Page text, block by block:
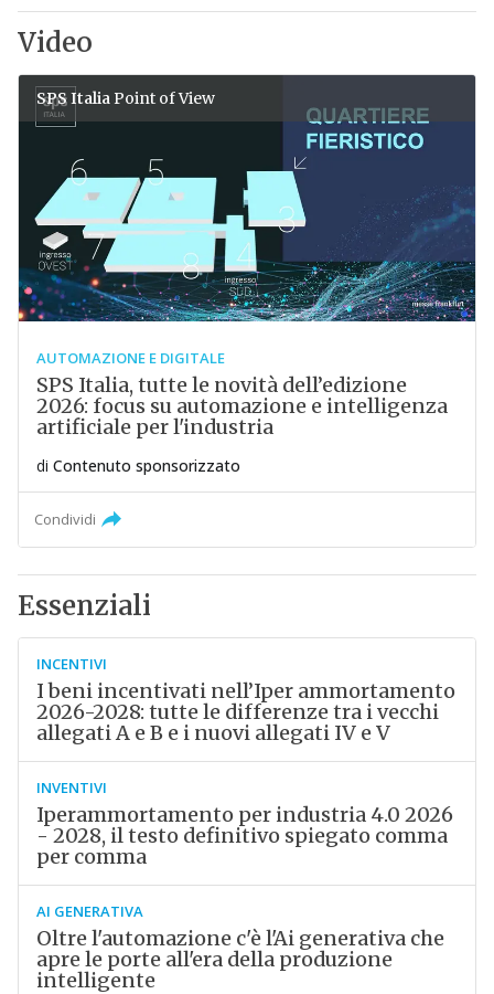
Video
SPS ItaliaPoint of View
AUTOMAZIONE E DIGITALE
SPS Italia, tutte le novità dell’edizione
2026: focus su automazione e intelligenza
artificiale per l'industria
di Contenuto sponsorizzato
Condividi
Essenziali
INCENTIVI
I beni incentivati nell’Iper ammortamento
2026-2028: tutte le differenze tra i vecchi
allegati A e B e i nuovi allegati IV e V
INVENTIVI
Iperammortamento per industria 4.0 2026
- 2028, il testo definitivo spiegato comma
per comma
AI GENERATIVA
Oltre l'automazione c'è l'Ai generativa che
apre le porte all'era della produzione
intelligente